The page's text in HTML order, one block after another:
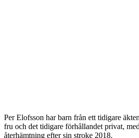
Per Elofsson har barn från ett tidigare
fru och det tidigare förhållandet privat,
återhämtning efter sin stroke 2018.